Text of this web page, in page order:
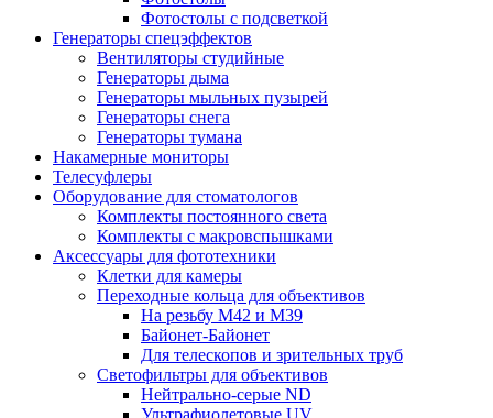
Фотостолы с подсветкой
Генераторы спецэффектов
Вентиляторы студийные
Генераторы дыма
Генераторы мыльных пузырей
Генераторы снега
Генераторы тумана
Накамерные мониторы
Телесуфлеры
Оборудование для стоматологов
Комплекты постоянного света
Комплекты с макровспышками
Аксессуары для фототехники
Клетки для камеры
Переходные кольца для объективов
На резьбу М42 и М39
Байонет-Байонет
Для телескопов и зрительных труб
Светофильтры для объективов
Нейтрально-серые ND
Ультрафиолетовые UV